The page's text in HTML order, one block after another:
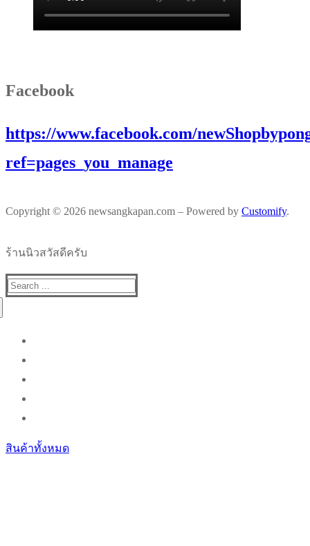
Facebook
https://www.facebook.com/
ref=pages_you_manage
Copyright © 2026 newsangkapan.com – Powered by Customify.
ร้านนิวสวัสดีครับ
Search
สินค้าทั้งหมด